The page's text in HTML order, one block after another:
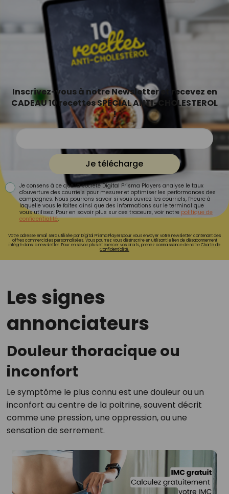
Inscrivez-vous à notre Newsletter et recevez en
CADEAU 10 recettes SPÉCIAL ANTI-CHOLESTEROL
!
Je télécharge
Je consens à ce que la société Digital Prisma Players analyse le taux
d'ouverture des courriels pour mesurer et optimiser les performances des
campagnes. Nous pourrons savoir si vous ouvrez les courriels, l'heure à
laquelle vous le faites ainsi que des informations sur le terminal que
vous utilisez. Pour en savoir plus sur ces traceurs, voir notre politique de
confidentialité.
Votre adresse email sera utilisée par Digital Prisma Playerspour vous envoyer votre newsletter contenant des
offres commerciales personnalisées. Vous pourrez vous désinscrire en utilisant le lien de désabonnement
intégré dans la newsletter. Pour en savoir plus et exercer vos droits, prenez connaissance de notreCharte de
Confidentialité.
Les signes
annonciateurs
Douleur thoracique ou
inconfort
Le symptôme le plus connu est une douleur ou un
inconfort au centre de la poitrine, souvent décrit
comme une pression, une oppression, ou une
sensation de serrement.